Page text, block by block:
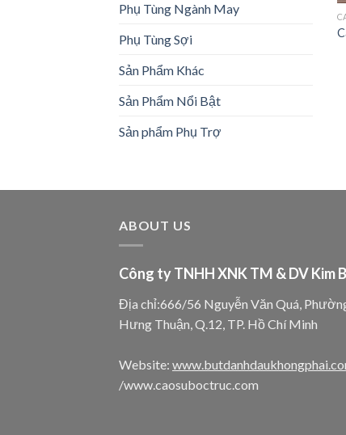
Phụ Tùng Ngành May
Phụ Tùng Sợi
Sản Phẩm Khác
Sản Phẩm Nổi Bật
Sản phẩm Phụ Trợ
ABOUT US
Công ty TNHH XNK TM & DV Kim
Địa chỉ:666/56 Nguyễn Văn Quá,
Hưng Thuận, Q.12, TP. Hồ Chí Minh
Website:
/www.caosuboctruc.com